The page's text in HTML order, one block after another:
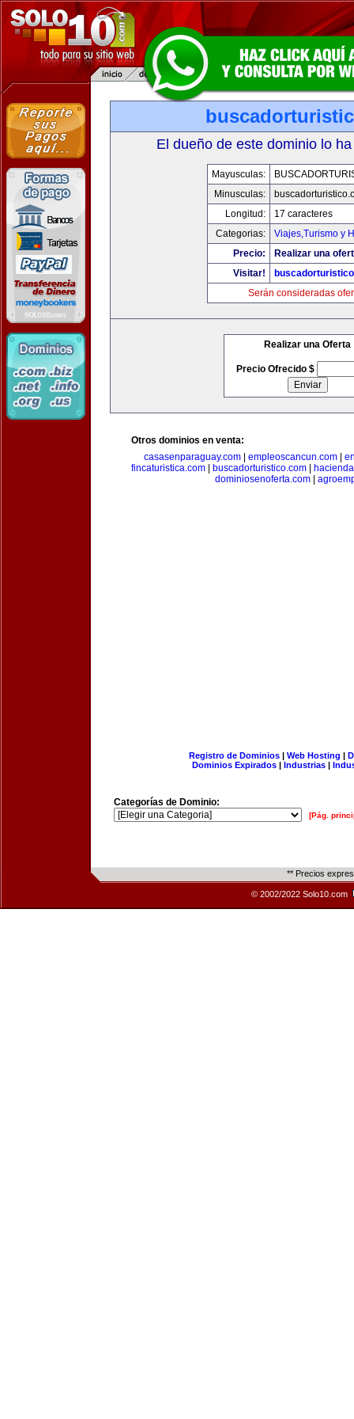
El dueño de este dominio lo
Mayusculas:
Minusculas:
Longitud:
17 caracteres
Categorias:
Viajes,Turismo y
Precio:
Realizar una
Visitar!
Serán consideradas
Realizar una Oferta
Precio Ofrecido $
Otros dominios en venta:
casasenparaguay.com| empleoscancun.com|
fincaturistica.com
buscadorturistico.com
dominiosenoferta.com|
Registro de Dominios| Web Hosting |
Dominios Expirados | Industrias |
Categorías de Dominio:
[Pág.
** Precios
© 2002/2022 Solo10.com